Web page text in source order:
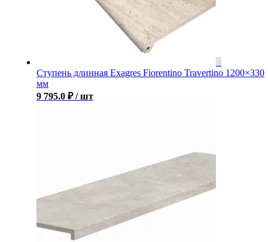
Ступень длинная Exagres Fiorentino Travertino 1200×330
мм
9 795.0 ₽ / шт